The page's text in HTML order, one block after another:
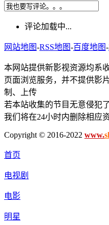
评论加载中...
网站地图-RSS地图-百度地图-
本网站提供新影视资源均系
页面浏览服务，并不提供影
制、上传
若本站收集的节目无意侵犯
我们将在24小时内删除相应
Copyright © 2016-2022 www.
首页
电视剧
电影
明星